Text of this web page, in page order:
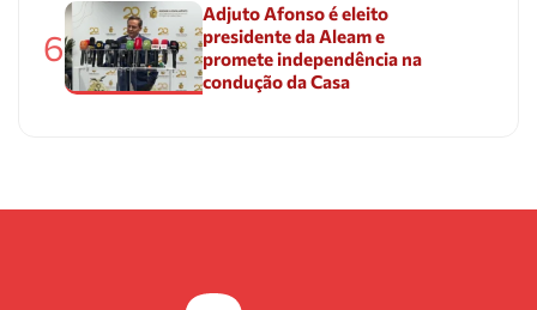
6
Adjuto Afonso é eleito
presidente da Aleam e
promete independência na
condução da Casa